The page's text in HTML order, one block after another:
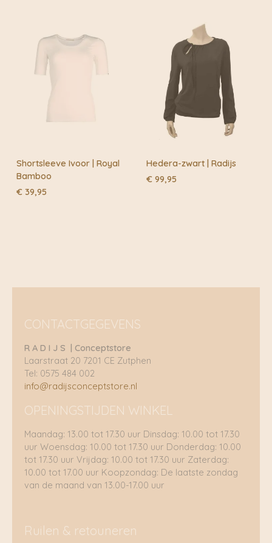
Shortsleeve Ivoor | Royal
Bamboo
€ 39,95
Hedera-zwart | Radijs
€ 99,95
CONTACTGEGEVENS
R A D I J S | Conceptstore
Laarstraat 20 7201 CE Zutphen
Tel: 0575 484 002
info@radijsconceptstore.nl
OPENINGSTIJDEN WINKEL
Maandag: 13.00 tot 17.30 uur Dinsdag: 10.00 tot 17.30
uur Woensdag: 10.00 tot 17.30 uur Donderdag: 10.00
tot 17.30 uur Vrijdag: 10.00 tot 17.30 uur Zaterdag:
10.00 tot 17.00 uur Koopzondag: De laatste zondag
van de maand van 13.00-17.00 uur
Ruilen & retouneren